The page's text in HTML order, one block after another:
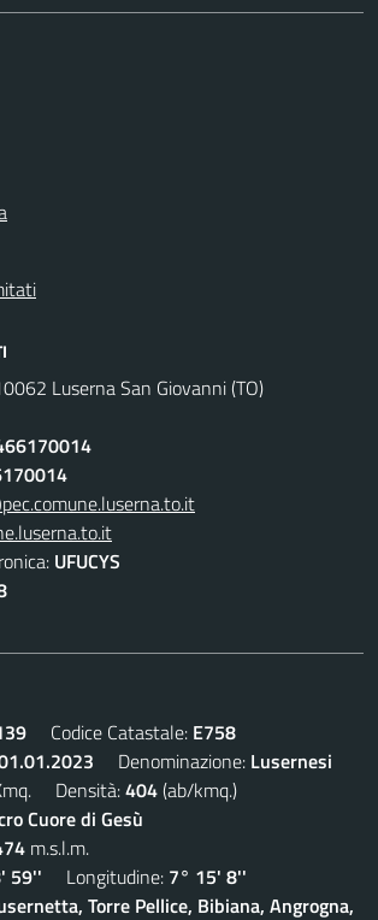
Luserna San Giovanni (TO)
UFUCYS
Codice Catastale: E758
Denominazione: Lusernesi
Densità:404(ab/kmq.)
Cuore di Gesù
m.s.l.m.
59'' Longitudine: 7° 15' 8''
Torre Pellice, Bibiana, Angrogna,